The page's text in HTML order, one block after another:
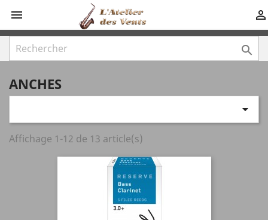
 

ANCHES

Affichage 1-12 de 13 article(s)